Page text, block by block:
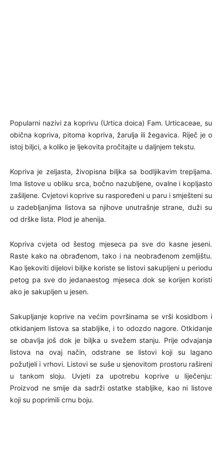
Popularni nazivi za koprivu (Urtica doica) Fam. Urticaceae, su
obična kopriva, pitoma kopriva, žarulja ili žegavica. Riječ je o
istoj biljci, a koliko je ljekovita pročitajte u daljnjem tekstu.
Kopriva je zeljasta, živopisna biljka sa bodljikavim trepljama.
Ima listove u obliku srca, bočno nazubljene, ovalne i kopljasto
zašiljene. Cvjetovi koprive su raspoređeni u paru i smješteni su
u zadebljanjima listova sa njihove unutrašnje strane, duži su
od drške lista. Plod je ahenija.
Kopriva cvjeta od šestog mjeseca pa sve do kasne jeseni.
Raste kako na obrađenom, tako i na neobrađenom zemljištu.
Kao ljekoviti dijelovi biljke koriste se listovi sakupljeni u periodu
petog pa sve do jedanaestog mjeseca dok se korijen koristi
ako je sakupljen u jesen.
Sakupljanje koprive na većim površinama se vrši kosidbom i
otkidanjem listova sa stabljike, i to odozdo nagore. Otkidanje
se obavlja još dok je biljka u svežem stanju. Prije odvajanja
listova na ovaj način, odstrane se listovi koji su lagano
požutjeli i vrhovi. Listovi se suše u sjenovitom prostoru rašireni
u tankom sloju. Uvjeti za upotrebu koprive u liječenju:
Proizvod ne smije da sadrži ostatke stabljike, kao ni listove
koji su poprimili crnu boju.